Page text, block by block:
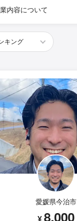
内容について
愛媛県今治市
8,000